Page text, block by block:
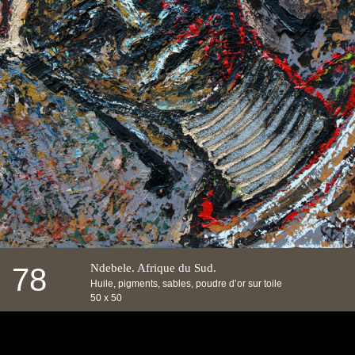
78 Ndebele. Afrique du Sud.
Huile, pigments, sables, poudre d’or sur toile
50 x 50